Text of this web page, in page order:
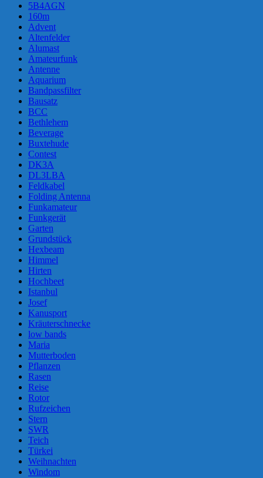
5B4AGN
160m
Advent
Altenfelder
Alumast
Amateurfunk
Antenne
Aquarium
Bandpassfilter
Bausatz
BCC
Bethlehem
Beverage
Buxtehude
Contest
DK3A
DL3LBA
Feldkabel
Folding Antenna
Funkamateur
Funkgerät
Garten
Grundstück
Hexbeam
Himmel
Hirten
Hochbeet
Istanbul
Josef
Kanusport
Kräuterschnecke
low bands
Maria
Mutterboden
Pflanzen
Rasen
Reise
Rotor
Rufzeichen
Stern
SWR
Teich
Türkei
Weihnachten
Windom